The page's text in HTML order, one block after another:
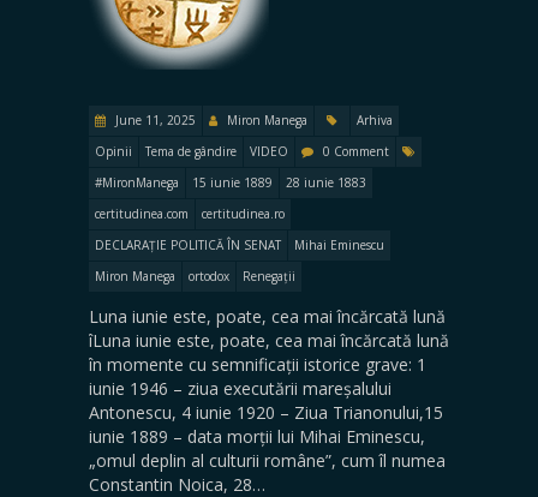
June 11, 2025 Miron Manega
Arhiva
Opinii
Tema de gândire VIDEO
0 Comment
#MironManega
15 iunie 1889
28 iunie 1883
certitudinea.com
certitudinea.ro
DECLARAȚIE POLITICĂ ÎN SENAT
Mihai Eminescu
Miron Manega
ortodox Renegații
Luna iunie este, poate, cea mai încărcată lună
îLuna iunie este, poate, cea mai încărcată lună
în momente cu semnificații istorice grave: 1
iunie 1946 – ziua executării mareșalului
Antonescu, 4 iunie 1920 – Ziua Trianonului,15
iunie 1889 – data morții lui Mihai Eminescu,
„omul deplin al culturii române”, cum îl numea
Constantin Noica, 28…